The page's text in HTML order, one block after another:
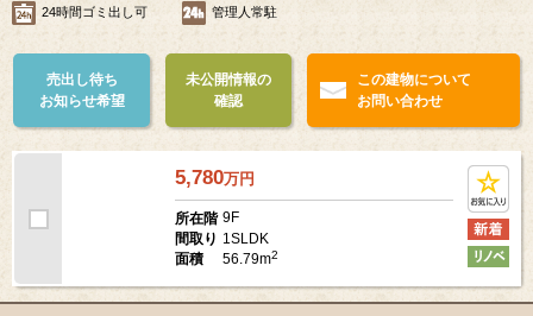
24時間ゴミ出し可 管理人常駐
売出し待ち
お知らせ希望
未公開情報の
確認
この建物について
お問い合わせ
5,780万円
所在階 9F
間取り 1SLDK
面積
56.79m2